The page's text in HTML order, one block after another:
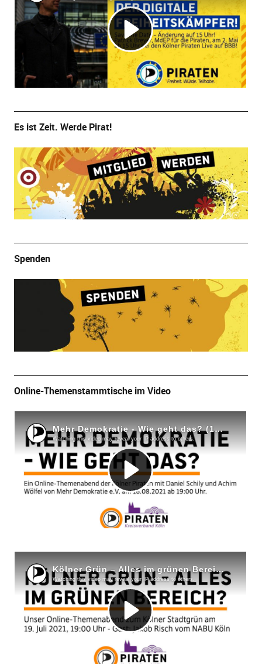
Es ist Zeit. Werde Pirat!
Spenden
Online-Themenstammtische im Video